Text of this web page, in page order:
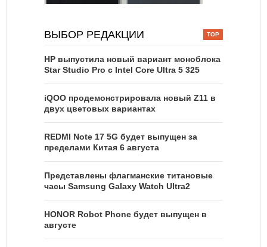
ВЫБОР РЕДАКЦИИ
HP выпустила новый вариант моноблока
Star Studio Pro с Intel Core Ultra 5 325
iQOO продемонстрировала новый Z11 в
двух цветовых вариантах
REDMI Note 17 5G будет выпущен за
пределами Китая 6 августа
Представлены флагманские титановые
часы Samsung Galaxy Watch Ultra2
HONOR Robot Phone будет выпущен в
августе